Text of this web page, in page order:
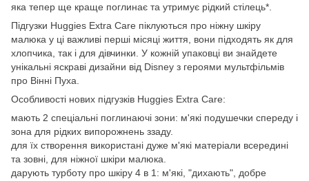
яка тепер ще краще поглинає та утримує рідкий стілець*.
Підгузки Huggies Extra Care піклуються про ніжну шкіру
малюка у ці важливі перші місяці життя, вони підходять як для
хлопчика, так і для дівчинки. У кожній упаковці ви знайдете
унікальні яскраві дизайни від Disney з героями мультфільмів
про Вінні Пуха.
Особливості нових підгузків Huggies Extra Care:
мають 2 спеціальні поглинаючі зони: м'які подушечки спереду і
зона для рідких випорожнень ззаду.
для їх створення використані дуже м'які матеріали всередині
та зовні, для ніжної шкіри малюка.
дарують турботу про шкіру 4 в 1: м'які, "дихають", добре